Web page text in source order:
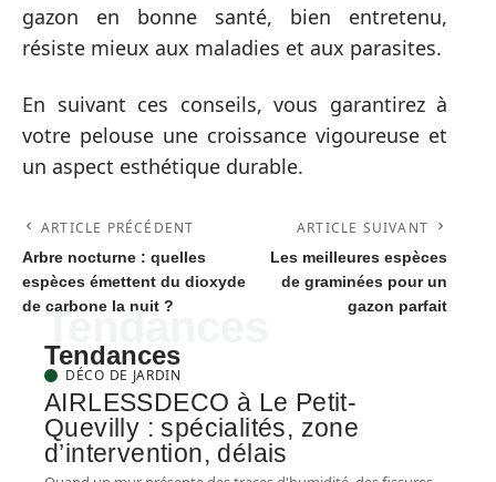
gazon en bonne santé, bien entretenu,
résiste mieux aux maladies et aux parasites.
En suivant ces conseils, vous garantirez à
votre pelouse une croissance vigoureuse et
un aspect esthétique durable.
ARTICLE PRÉCÉDENT
Arbre nocturne : quelles
espèces émettent du dioxyde
de carbone la nuit ?
ARTICLE SUIVANT
Les meilleures espèces
de graminées pour un
gazon parfait
Tendances
Tendances
DÉCO DE JARDIN
AIRLESSDECO à Le Petit-
Quevilly : spécialités, zone
d’intervention, délais